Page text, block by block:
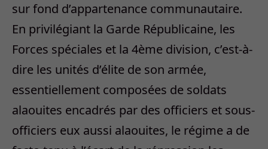
sur fond d’appartenance communautaire.
En privilégiant la Garde Républicaine, les
Forces spéciales et la 4ème division, c’est-à-
dire les unités d’élite de son armée,
essentiellement composées de soldats
alaouites encadrés par des officiers et sous-
officiers eux aussi alaouites, le régime a de